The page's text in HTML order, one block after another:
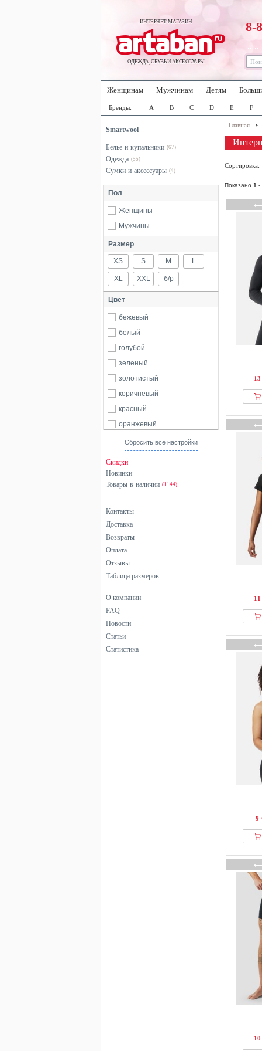
ИНТЕРНЕТ-МАГАЗИН
ОДЕЖДА, ОБУВЬ И АКСЕССУАРЫ
8-
Женщинам Мужчинам Детям
Бренды: A B C D E F
Smartwool
Белье и купальники (67)
Одежда (55)
Сумки и аксессуары (4)
Пол
Женщины
Мужчины
Размер
XS S M L
XL XXL б/р
Цвет
бежевый
белый
голубой
зеленый
золотистый
коричневый
красный
оранжевый
розовый
фиолетовый
хаки
черный
Сбросить все настройки
Скидки
Новинки
Товары в наличии (1144)
Контакты
Доставка
Возвраты
Оплата
Отзывы
Таблица размеров
О компании
FAQ
Новости
Статьи
Статистика
Главная
Показано 1 -
9